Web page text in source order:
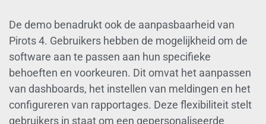
De demo benadrukt ook de aanpasbaarheid van
Pirots 4. Gebruikers hebben de mogelijkheid om de
software aan te passen aan hun specifieke
behoeften en voorkeuren. Dit omvat het aanpassen
van dashboards, het instellen van meldingen en het
configureren van rapportages. Deze flexibiliteit stelt
gebruikers in staat om een gepersonaliseerde